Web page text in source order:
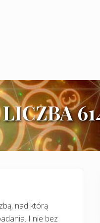
nad którą
I nie bez